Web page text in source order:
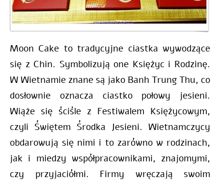
Moon Cake to tradycyjne ciastka wywodzące
się z Chin. Symbolizują one Księżyc i Rodzinę.
W Wietnamie znane są jako Banh Trung Thu, co
dosłownie oznacza ciastko połowy jesieni.
Wiąże się ściśle z Festiwalem Księżycowym,
czyli Świętem Środka Jesieni. Wietnamczycy
obdarowują się nimi i to zarówno w rodzinach,
jak i miedzy współpracownikami, znajomymi,
czy przyjaciółmi. Firmy wręczają swoim